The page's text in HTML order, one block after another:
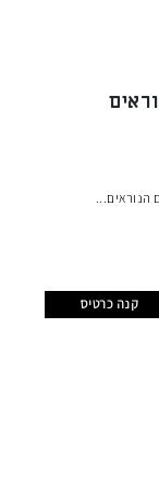
הנוראים
קנה כרטיס